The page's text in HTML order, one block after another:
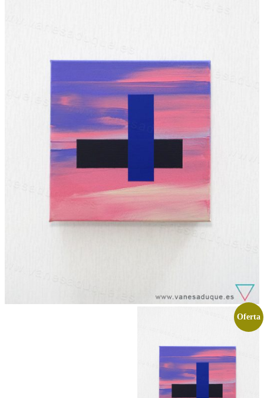
Oferta